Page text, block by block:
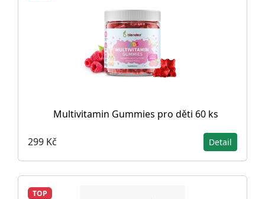
Multivitamin Gummies pro děti 60 ks
299 Kč Detail
TOP